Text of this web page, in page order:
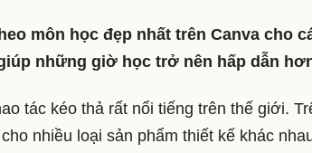
môn học đẹp nhất trên Canva cho
những giờ học trở nên hấp dẫn
tác kéo thả rất nổi tiếng trên thế giới.
nhiều loại sản phẩm thiết kế khác